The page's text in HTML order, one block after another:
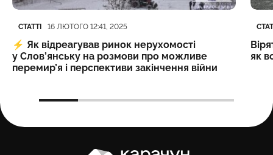
Категорія
СТАТТІ
Дата публікації
16 ЛЮТОГО 12:41, 2025
⚡️ Як відреагував ринок нерухомості
у Слов’янську на розмови про можливе
перемир’я і перспективи закінчення війни
як
Карачун